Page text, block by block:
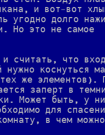
и вот-вот
угодно долго
Но это не самое
считать, что
коснуться
же элементов).
заперт в
Может быть, у
для
в чем можно